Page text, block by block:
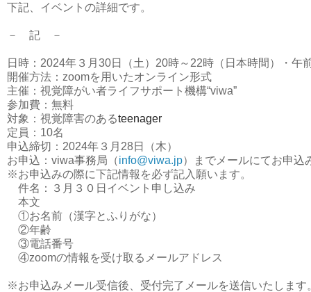
下記、イベントの詳細です。
－　記　－
日時：2024年３月30日（土）20時～22時（日本時間）・
開催方法：zoomを用いたオンライン形式
主催：視覚障がい者ライフサポート機構“viwa”
参加費：無料
対象：視覚障害のあるteenager
定員：10名
申込締切：2024年３月28日（木）
お申込：viwa事務局（info@viwa.jp）までメールにてお申込
※お申込みの際に下記情報を必ず記入願います。
件名：３月３０日イベント申し込み
本文
①お名前（漢字とふりがな）
②年齢
③電話番号
④zoomの情報を受け取るメールアドレス
※お申込みメール受信後、受付完了メールを送信いたします